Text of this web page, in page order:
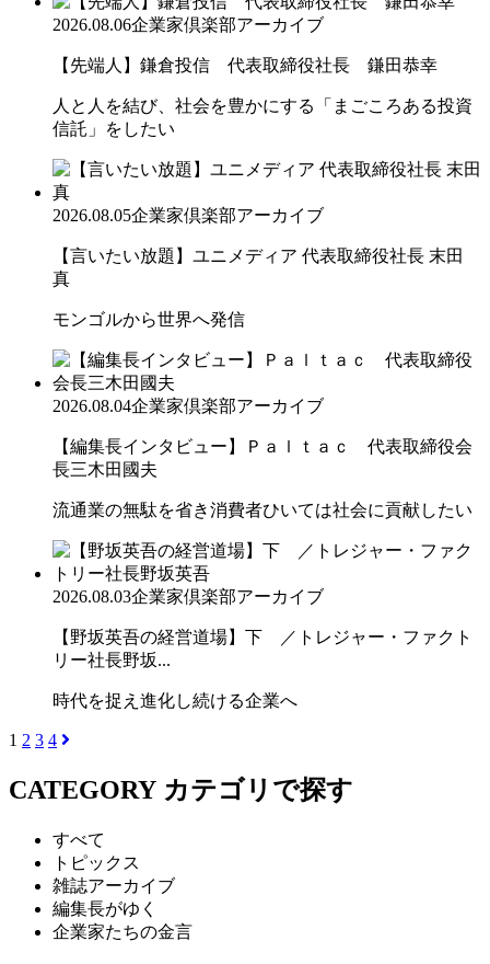
2026.08.06企業家倶楽部アーカイブ
【先端人】鎌倉投信 代表取締役社長 鎌田恭幸
人と人を結び、社会を豊かにする「まごころある投資
信託」をしたい
2026.08.05企業家倶楽部アーカイブ
【言いたい放題】ユニメディア 代表取締役社長 末田
真
モンゴルから世界へ発信
2026.08.04企業家倶楽部アーカイブ
【編集長インタビュー】Ｐａｌｔａｃ 代表取締役会
長三木田國夫
流通業の無駄を省き消費者ひいては社会に貢献したい
2026.08.03企業家倶楽部アーカイブ
【野坂英吾の経営道場】下 ／トレジャー・ファクト
リー社長野坂...
時代を捉え進化し続ける企業へ
1 2 3 4
CATEGORY カテゴリで探す
すべて
トピックス
雑誌アーカイブ
編集長がゆく
企業家たちの金言